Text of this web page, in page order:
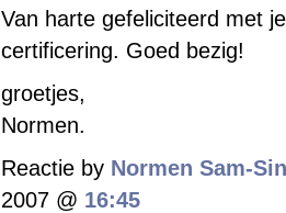
Van harte gefeliciteerd met
certificering. Goed bezig!
groetjes,
Normen.
Reactie by Normen Sam-Sin
2007 @ 16:45